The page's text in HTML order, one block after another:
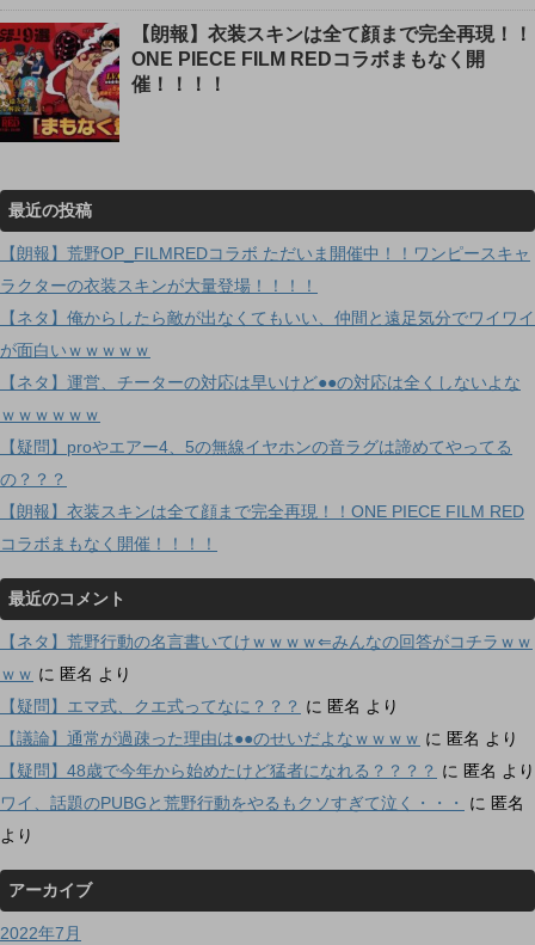
【朗報】衣装スキンは全て顔まで完全再現！！
ONE PIECE FILM REDコラボまもなく開
催！！！！
最近の投稿
【朗報】荒野OP_FILMREDコラボ ただいま開催中！！ワンピースキャ
ラクターの衣装スキンが大量登場！！！！
【ネタ】俺からしたら敵が出なくてもいい、仲間と遠足気分でワイワイ
が面白いｗｗｗｗｗ
【ネタ】運営、チーターの対応は早いけど●●の対応は全くしないよな
ｗｗｗｗｗｗ
【疑問】proやエアー4、5の無線イヤホンの音ラグは諦めてやってる
の？？？
【朗報】衣装スキンは全て顔まで完全再現！！ONE PIECE FILM RED
コラボまもなく開催！！！！
最近のコメント
【ネタ】荒野行動の名言書いてけｗｗｗｗ⇐みんなの回答がコチラｗｗ
ｗｗ に 匿名 より
【疑問】エマ式、クエ式ってなに？？？ に 匿名 より
【議論】通常が過疎った理由は●●のせいだよなｗｗｗｗ に 匿名 より
【疑問】48歳で今年から始めたけど猛者になれる？？？？ に 匿名 より
ワイ、話題のPUBGと荒野行動をやるもクソすぎて泣く・・・
に 匿名
より
アーカイブ
2022年7月